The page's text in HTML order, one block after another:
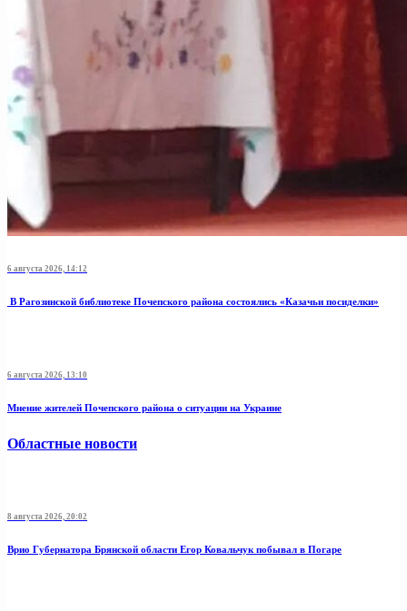
6 августа 2026, 14:12
В Рагозинской библиотеке Почепского района состоялись «Казачьи посиделки»
6 августа 2026, 13:10
Мнение жителей Почепского района о ситуации на Украине
Областные новости
8 августа 2026, 20:02
Врио Губернатора Брянской области Егор Ковальчук побывал в Погаре